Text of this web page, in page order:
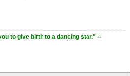
to give birth to a dancing star." --